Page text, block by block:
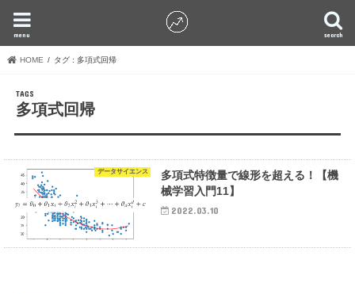
search
menu
HOME タグ : 多項式回帰
多項式回帰
データサイエンス
多項式特徴量で線形を超える！【機
械学習入門11】
2022.03.10